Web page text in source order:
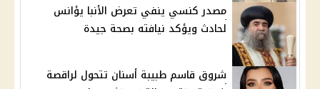
مصدر كنسي ينفي تعرض الأنبا يؤانس
لحادث ويؤكد نيافته بصحة جيدة
شروق قاسم طبيبة أسنان تتحول لراقصة